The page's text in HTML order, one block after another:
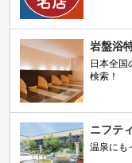
岩盤浴
日本全国
検索！
ニフテ
温泉にも